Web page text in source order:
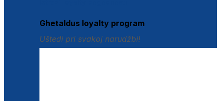
Ghetaldus loyalty program
Uštedi pri svakoj narudžbi!